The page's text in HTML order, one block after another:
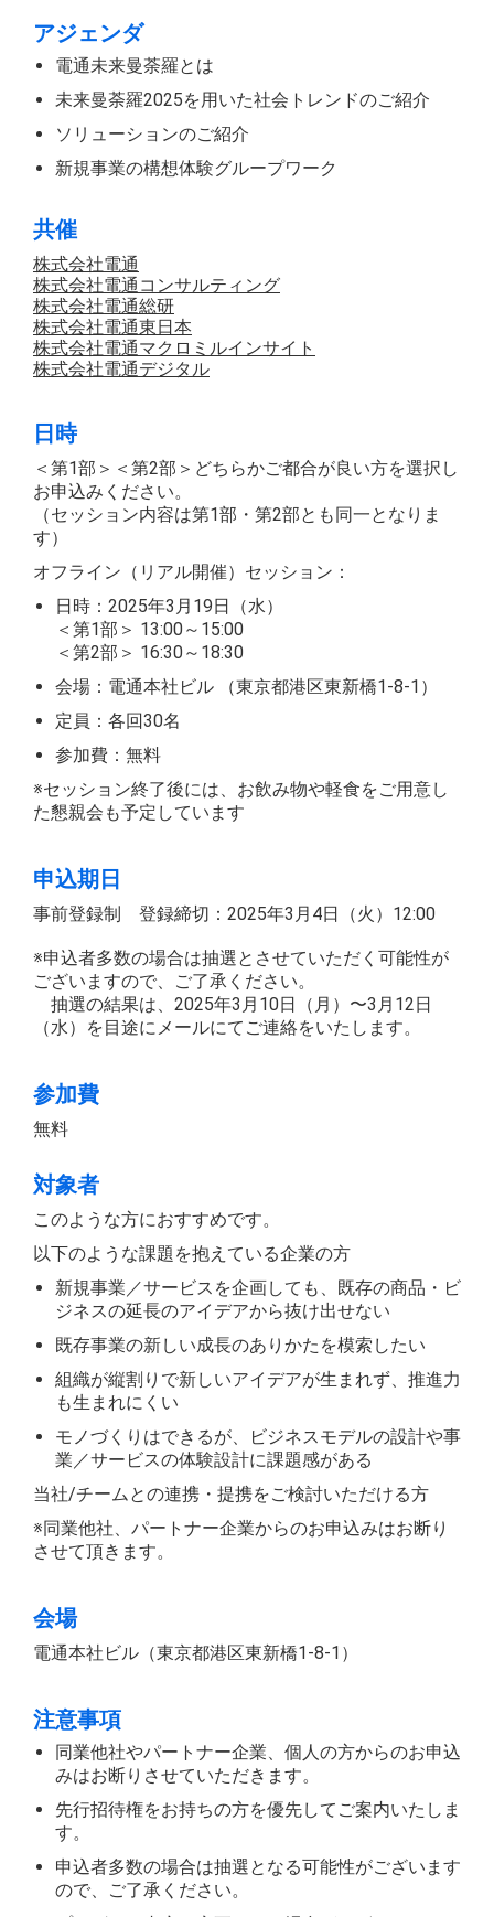
アジェンダ
電通未来曼荼羅とは
未来曼荼羅2025を用いた社会トレンドのご紹介
ソリューションのご紹介
新規事業の構想体験グループワーク
共催
株式会社電通
株式会社電通コンサルティング
株式会社電通総研
株式会社電通東日本
株式会社電通マクロミルインサイト
株式会社電通デジタル
日時
＜第1部＞＜第2部＞どちらかご都合が良い方を選択し
お申込みください。
（セッション内容は第1部・第2部とも同一となりま
す）
オフライン（リアル開催）セッション：
日時：2025年3月19日（水）
＜第1部＞ 13:00～15:00
＜第2部＞ 16:30～18:30
会場：電通本社ビル （東京都港区東新橋1-8-1）
定員：各回30名
参加費：無料
※セッション終了後には、お飲み物や軽食をご用意し
た懇親会も予定しています
申込期日
事前登録制 登録締切：2025年3月4日（火）12:00
※申込者多数の場合は抽選とさせていただく可能性が
ございますので、ご了承ください。
抽選の結果は、2025年3月10日（月）〜3月12日
（水）を目途にメールにてご連絡をいたします。
参加費
無料
対象者
このような方におすすめです。
以下のような課題を抱えている企業の方
新規事業／サービスを企画しても、既存の商品・ビ
ジネスの延長のアイデアから抜け出せない
既存事業の新しい成長のありかたを模索したい
組織が縦割りで新しいアイデアが生まれず、推進力
も生まれにくい
モノづくりはできるが、ビジネスモデルの設計や事
業／サービスの体験設計に課題感がある
当社/チームとの連携・提携をご検討いただける方
※同業他社、パートナー企業からのお申込みはお断り
させて頂きます。
会場
電通本社ビル（東京都港区東新橋1-8-1）
注意事項
同業他社やパートナー企業、個人の方からのお申込
みはお断りさせていただきます。
先行招待権をお持ちの方を優先してご案内いたしま
す。
申込者多数の場合は抽選となる可能性がございます
ので、ご了承ください。